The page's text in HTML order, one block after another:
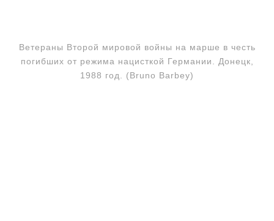
Ветераны Второй мировой войны на марше в честь
погибших от режима нацисткой Германии. Донецк,
1988 год. (Bruno Barbey)